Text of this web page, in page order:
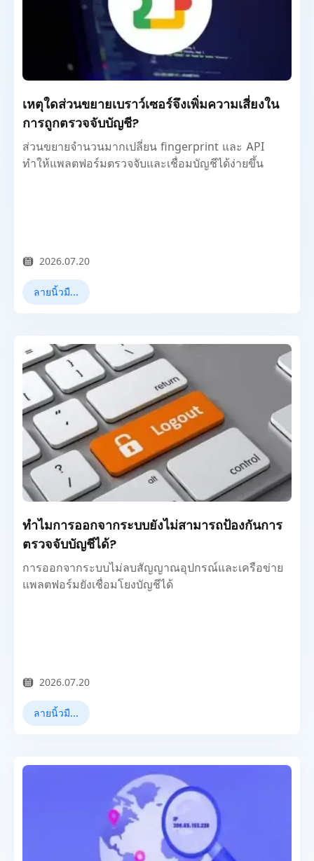
เหตุใดส่วนขยายเบราว์เซอร์จึงเพิ่มความเสี่ยงใน
การถูกตรวจจับบัญชี?
ส่วนขยายจำนวนมากเปลี่ยน fingerprint และ API
ทำให้แพลตฟอร์มตรวจจับและเชื่อมบัญชีได้ง่ายขึ้น
2026.07.20
ลายนิ้วมือเบราว์เซอร์
ทำไมการออกจากระบบยังไม่สามารถป้องกันการ
ตรวจจับบัญชีได้?
การออกจากระบบไม่ลบสัญญาณอุปกรณ์และเครือข่าย
แพลตฟอร์มยังเชื่อมโยงบัญชีได้
2026.07.20
ลายนิ้วมือเบราว์เซอร์